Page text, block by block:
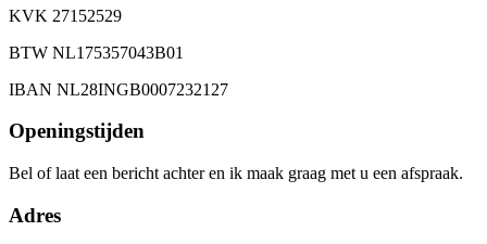
KVK 27152529
BTW NL175357043B01
IBAN NL28INGB0007232127
Openingstijden
Bel of laat een bericht achter en ik maak graag met u een afspraak.
Adres